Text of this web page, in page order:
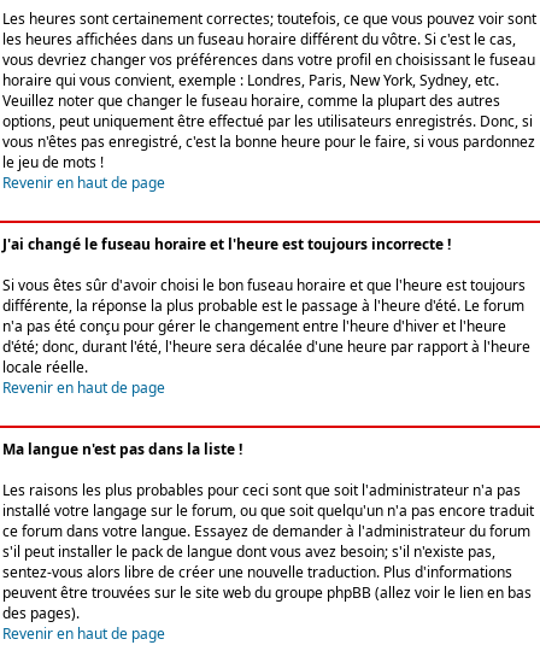
Les heures sont certainement correctes; toutefois, ce que vous pouvez voir sont
les heures affichées dans un fuseau horaire différent du vôtre. Si c'est le cas,
vous devriez changer vos préférences dans votre profil en choisissant le fuseau
horaire qui vous convient, exemple : Londres, Paris, New York, Sydney, etc.
Veuillez noter que changer le fuseau horaire, comme la plupart des autres
options, peut uniquement être effectué par les utilisateurs enregistrés. Donc, si
vous n'êtes pas enregistré, c'est la bonne heure pour le faire, si vous pardonnez
le jeu de mots !
Revenir en haut de page
J'ai changé le fuseau horaire et l'heure est toujours incorrecte !
Si vous êtes sûr d'avoir choisi le bon fuseau horaire et que l'heure est toujours
différente, la réponse la plus probable est le passage à l'heure d'été. Le forum
n'a pas été conçu pour gérer le changement entre l'heure d'hiver et l'heure
d'été; donc, durant l'été, l'heure sera décalée d'une heure par rapport à l'heure
locale réelle.
Revenir en haut de page
Ma langue n'est pas dans la liste !
Les raisons les plus probables pour ceci sont que soit l'administrateur n'a pas
installé votre langage sur le forum, ou que soit quelqu'un n'a pas encore traduit
ce forum dans votre langue. Essayez de demander à l'administrateur du forum
s'il peut installer le pack de langue dont vous avez besoin; s'il n'existe pas,
sentez-vous alors libre de créer une nouvelle traduction. Plus d'informations
peuvent être trouvées sur le site web du groupe phpBB (allez voir le lien en bas
des pages).
Revenir en haut de page